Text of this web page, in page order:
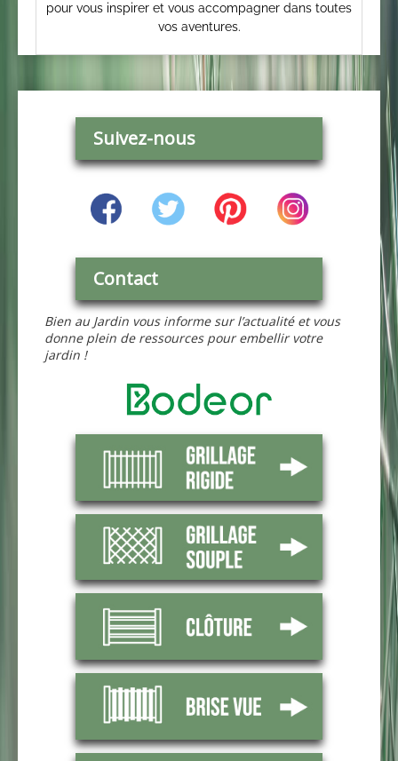
pour vous inspirer et vous accompagner dans toutes
vos aventures.
Suivez-nous
Contact
Bien au Jardin vous informe sur l’actualité et vous
donne plein de ressources pour embellir votre
jardin !